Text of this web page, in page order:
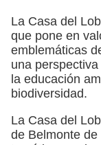
La Casa del
que pone en
emblemáticas
una
la educación
biodiversidad.
La Casa del
de Belmonte